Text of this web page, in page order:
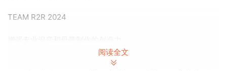
TEAM R2R 2024
coreFX Suite 是终极效果包，包含专业声音设计的所有基本工
具：它包括用于当代制作的节奏效果、用于精确动态控制的五
阅读全文